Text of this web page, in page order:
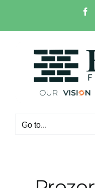
content
Go to...